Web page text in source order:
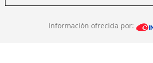
Información ofrecida por: